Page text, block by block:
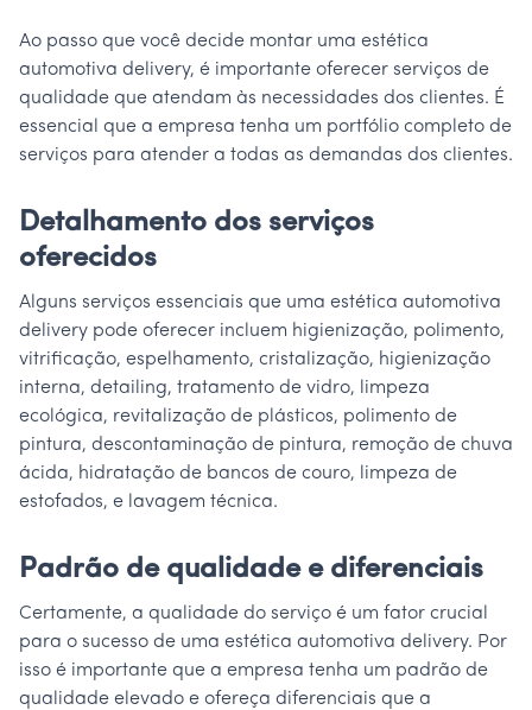
Ao passo que você decide montar uma estética
automotiva delivery, é importante oferecer serviços de
qualidade que atendam às necessidades dos clientes. É
essencial que a empresa tenha um portfólio completo de
serviços para atender a todas as demandas dos clientes.
Detalhamento dos serviços
oferecidos
Alguns serviços essenciais que uma estética automotiva
delivery pode oferecer incluem higienização, polimento,
vitrificação, espelhamento, cristalização, higienização
interna, detailing, tratamento de vidro, limpeza
ecológica, revitalização de plásticos, polimento de
pintura, descontaminação de pintura, remoção de chuva
ácida, hidratação de bancos de couro, limpeza de
estofados, e lavagem técnica.
Padrão de qualidade e diferenciais
Certamente, a qualidade do serviço é um fator crucial
para o sucesso de uma estética automotiva delivery. Por
isso é importante que a empresa tenha um padrão de
qualidade elevado e ofereça diferenciais que a